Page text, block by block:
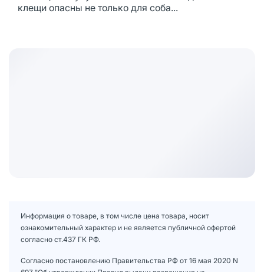
клещи опасны не только для соба...
Информация о товаре, в том числе цена товара, носит
ознакомительный характер и не является публичной офертой
согласно ст.437 ГК РФ.
Согласно постановлению Правительства РФ от 16 мая 2020 N